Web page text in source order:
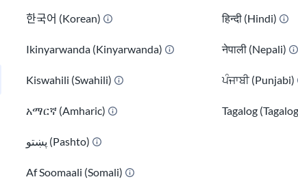
한국어 (Korean)
Ikinyarwanda (Kinyarwanda)
Kiswahili (Swahili)
አማርኛ (Amharic)
پښتو (Pashto)
Af Soomaali (Somali)
हिन्दी (Hindi)
नेपाली (Nepali)
ਪੰਜਾਬੀ (Punjabi)
Tagalog
创立并领导了 "难民之
Fund），这是一个开创
和亲难民候选人竞选地
世界服务社移民和难民
领导了 CWS 将难民与
了支持难民的政策，并
化，将受影响者的声音
Jen 拥有美国大学公共